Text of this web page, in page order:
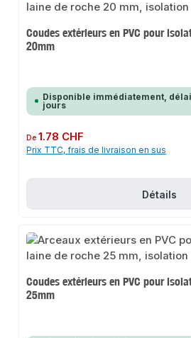
Coudes extérieurs en PVC pour
20mm
Disponible immédiatement,
jours
Prix régulier :
De1.78 CHF
Prix TTC, frais de livraison en sus
Détails
Coudes extérieurs en PVC pour
25mm